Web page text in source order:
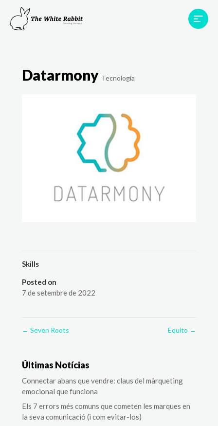
Projectes
Datarmony Tecnologia
Skills
Posted on
7 de setembre de 2022
← Seven Roots Equito →
Últimas Notícias
Connectar abans que vendre: claus del màrqueting
emocional que funciona
Els 7 errors més comuns que cometen les marques en
la seva comunicació (i com evitar-los)